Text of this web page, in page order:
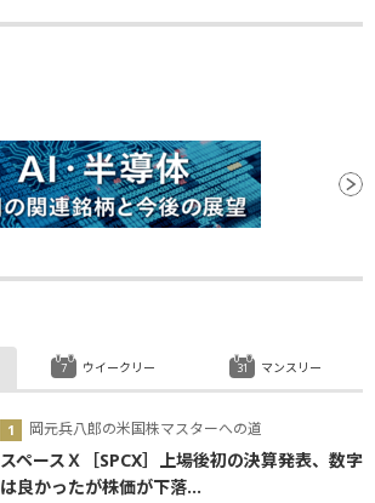
岡元兵八郎の米国株マスターへの道
スペースＸ［SPCX］上場後初の決算発表、数字
は良かったが株価が下落...
ウイークリー マンスリー